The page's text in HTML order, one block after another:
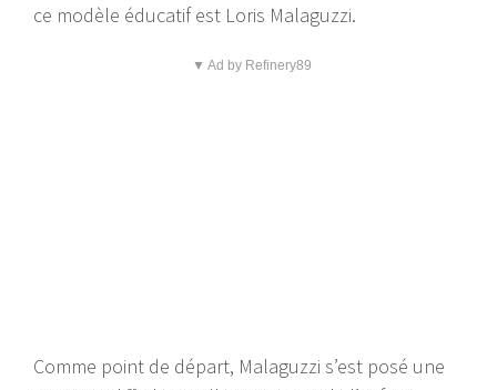
ce modèle éducatif est Loris Malaguzzi.
▼ Ad by Refinery89
Comme point de départ, Malaguzzi s’est posé une